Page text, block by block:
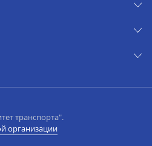
транспорта".
организации